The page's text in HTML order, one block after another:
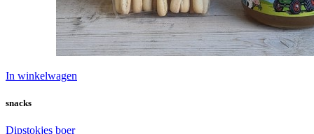
In winkelwagen
snacks
Dipstokjes boer